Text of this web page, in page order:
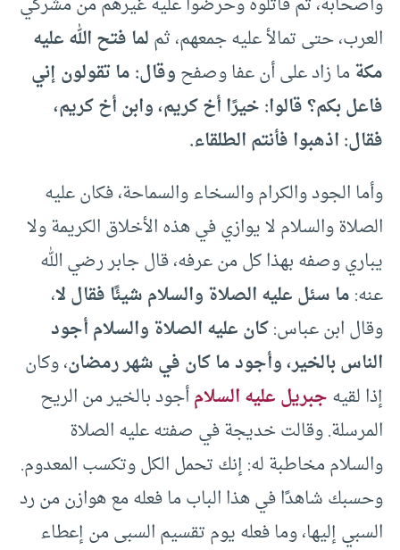
العرب، حتى تمالأ عليه جمعهم، ثملما فتح الله عليه
مكةما زاد على أن عفا وصفحوقال: ما تقولون إني
فاعل بكم؟ قالوا: خيرًا أخ كريم، وابن أخ كريم،
فقال: اذهبوا فأنتم الطلقاء.
وأما الجود والكرام والسخاء والسماحة، فكان عليه
الصلاة والسلام لا يوازي في هذه الأخلاق الكريمة ولا
يباري وصفه بهذا كل من عرفه، قال جابر رضي الله
عنه:ما سئل عليه الصلاة والسلام شيئًا فقال لا،
وقال ابن عباس:كان عليه الصلاة والسلام أجود
الناس بالخير، وأجود ما كان في شهر رمضان، وكان
إذا لقيهجبريل عليه السلامأجود بالخير من الريح
المرسلة. وقالت خديجة في صفته عليه الصلاة
والسلام مخاطبة له: إنك تحمل الكل وتكسب المعدوم.
وحسبك شاهدًا في هذا الباب ما فعله مع هوازن من رد
السبي إليها، وما فعله يوم تقسيم السبى من إعطاء